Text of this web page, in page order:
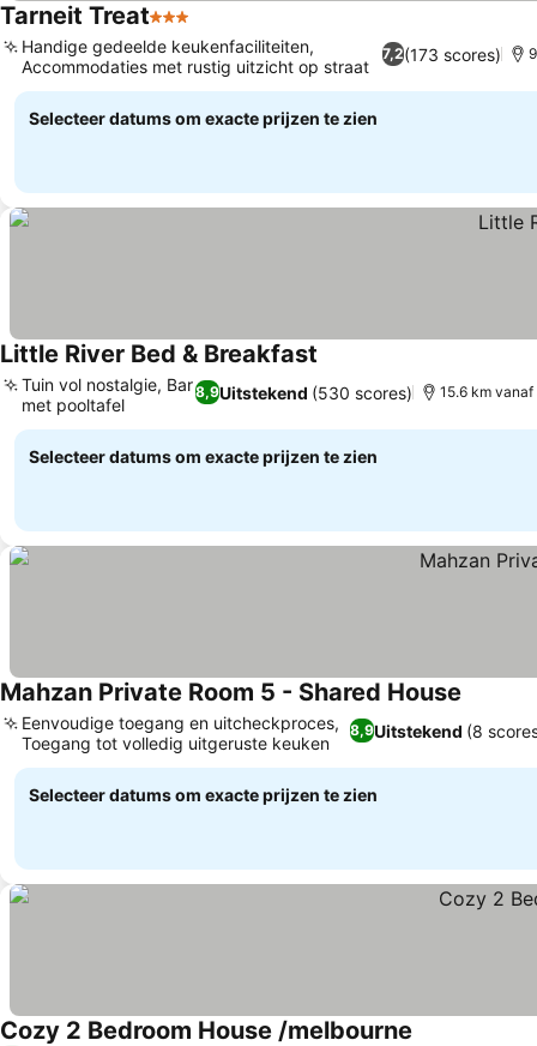
Tarneit Treat3 Sterren
7,2(173 scores)
Handige gedeelde keukenfaciliteiten,
Accommodaties met rustig uitzicht op straat
Selecteer datums om exacte prijzen te zien
Little River Bed & Breakfast
8,9Uitstekend (530 scores)
Tuin vol nostalgie, Bar
met pooltafel
15.6 km
Selecteer datums om exacte prijzen te zien
Mahzan Private Room 5 - Shared House
8,9Uitstekend (8
Eenvoudige toegang en uitcheckproces,
Toegang tot volledig uitgeruste keuken
Selecteer datums om exacte prijzen te zien
Cozy 2 Bedroom House /melbourne